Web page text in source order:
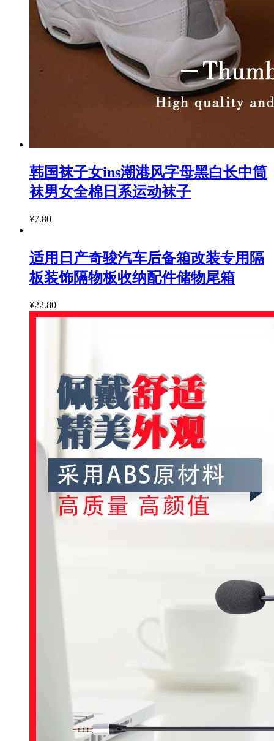
韩国袜子女ins潮港风字母黑白长中筒
袜男女全棉日系运动袜子
¥7.80
适用日产奇骏汽车后备箱改装专用隔
板装饰隔物板收纳配件储物尾箱
¥22.80